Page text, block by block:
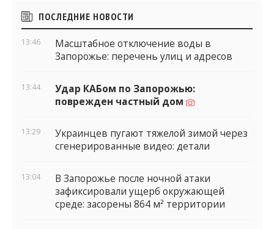
Боковые
виджеты
ПОСЛЕДНИЕ НОВОСТИ
13:46
Масштабное отключение воды в
Запорожье: перечень улиц и адресов
13:44
Удар КАБом по Запорожью:
поврежден частный дом
13:29
Украинцев пугают тяжелой зимой через
сгенерированные видео: детали
13:04
В Запорожье после ночной атаки
зафиксировали ущерб окружающей
среде: засорены 864 м² территории